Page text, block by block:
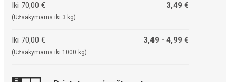
Iki 70,00 €
(Užsakymams iki 3 kg)
3,49 €
Iki 70,00 €
(Užsakymams iki 1000 kg)
3,49 - 4,99 €